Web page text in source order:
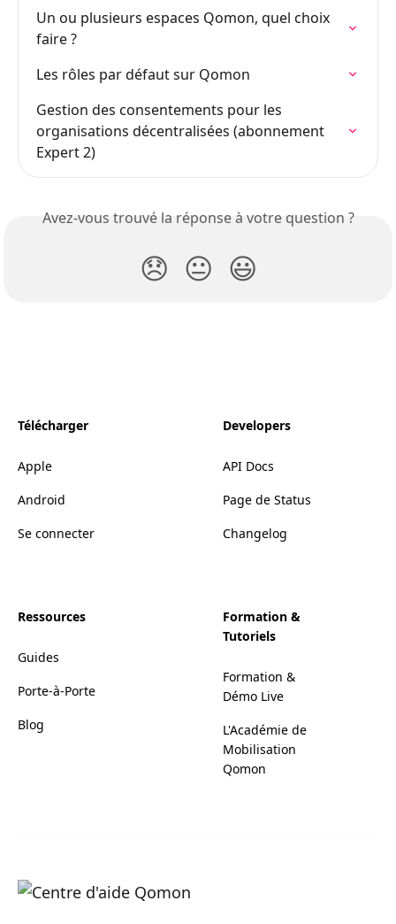
Un ou plusieurs espaces Qomon, quel choix
faire ?
Les rôles par défaut sur Qomon
Gestion des consentements pour les
organisations décentralisées (abonnement
Expert 2)
Avez-vous trouvé la réponse à votre question ?
😞 😐 😃
Télécharger
Apple
Android
Se connecter
Developers
API Docs
Page de Status
Changelog
Ressources
Guides
Porte-à-Porte
Blog
Formation &
Tutoriels
Formation &
Démo Live
L'Académie de
Mobilisation
Qomon